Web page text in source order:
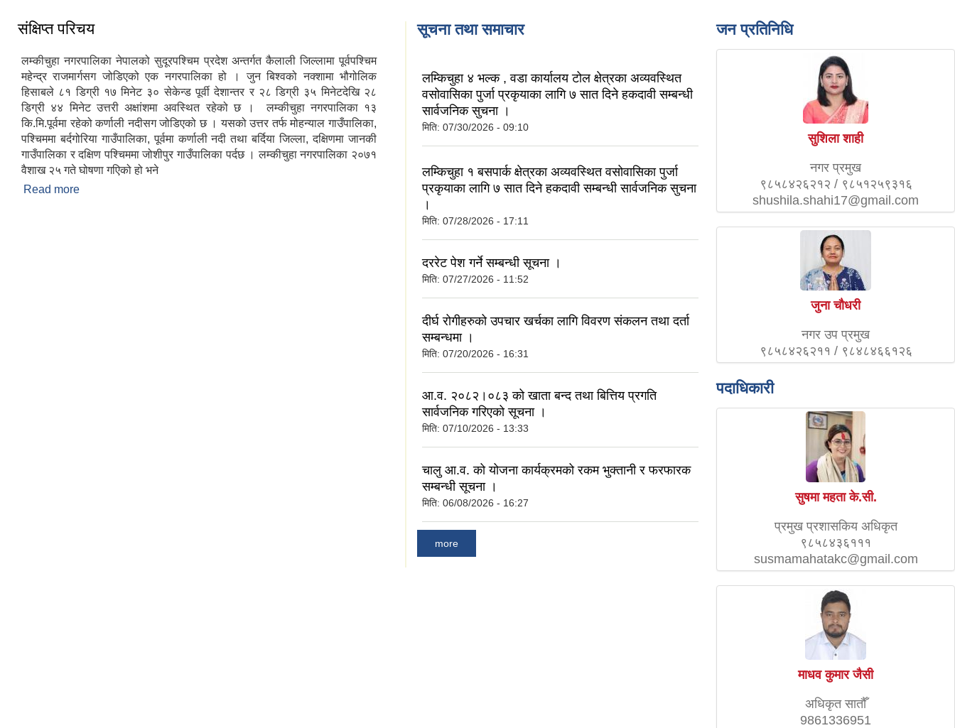
संक्षिप्त परिचय
लम्कीचुहा नगरपालिका नेपालको सुदूरपश्चिम प्रदेश अन्तर्गत कैलाली जिल्लामा पूर्वपश्चिम
महेन्द्र राजमार्गसग जोडिएको एक नगरपालिका हो । जुन बिश्वको नक्शामा भौगोलिक
हिसाबले ८१ डिग्री १७ मिनेट ३० सेकेन्ड पूर्वी देशान्तर र २८ डिग्री ३५ मिनेटदेखि २८
डिग्री ४४ मिनेट उत्तरी अक्षांशमा अवस्थित रहेको छ । लम्कीचुहा नगरपालिका १३
कि.मि.पूर्वमा रहेको कर्णाली नदीसग जोडिएको छ । यसको उत्तर तर्फ मोहन्याल गाउँपालिका,
पश्चिममा बर्दगोरिया गाउँपालिका, पूर्वमा कर्णाली नदी तथा बर्दिया जिल्ला, दक्षिणमा जानकी
गाउँपालिका र दक्षिण पश्चिममा जोशीपुर गाउँपालिका पर्दछ । लम्कीचुहा नगरपालिका २०७१
वैशाख २५ गते घोषणा गएिको हो भने
Read more
सूचना तथा समाचार
लम्किचुहा ४ भल्क , वडा कार्यालय टोल क्षेत्रका अव्यवस्थित
वसोवासिका पुर्जा प्रकृयाका लागि ७ सात दिने हकदावी सम्बन्धी
सार्वजनिक सुचना ।
मिति: 07/30/2026 - 09:10
लम्किचुहा १ बसपार्क क्षेत्रका अव्यवस्थित वसोवासिका पुर्जा
प्रकृयाका लागि ७ सात दिने हकदावी सम्बन्धी सार्वजनिक सुचना
।
मिति: 07/28/2026 - 17:11
दररेट पेश गर्ने सम्बन्धी सूचना ।
मिति: 07/27/2026 - 11:52
दीर्घ रोगीहरुको उपचार खर्चका लागि विवरण संकलन तथा दर्ता
सम्बन्धमा ।
मिति: 07/20/2026 - 16:31
आ.व. २०८२।०८३ को खाता बन्द तथा बित्तिय प्रगति
सार्वजनिक गरिएको सूचना ।
मिति: 07/10/2026 - 13:33
चालु आ.व. को योजना कार्यक्रमको रकम भुक्तानी र फरफारक
सम्बन्धी सूचना ।
मिति: 06/08/2026 - 16:27
more
जन प्रतिनिधि
सुशिला शाही
नगर प्रमुख
९८५८४२६२१२ / ९८५१२५९३१६
shushila.shahi17@gmail.com
जुना चौधरी
नगर उप प्रमुख
९८५८४२६२११ / ९८४८४६६१२६
पदाधिकारी
सुषमा महता के.सी.
प्रमुख प्रशासकिय अधिकृत
९८५८४३६१११
susmamahatakc@gmail.com
माधव कुमार जैसी
अधिकृत सातौँ
9861336951